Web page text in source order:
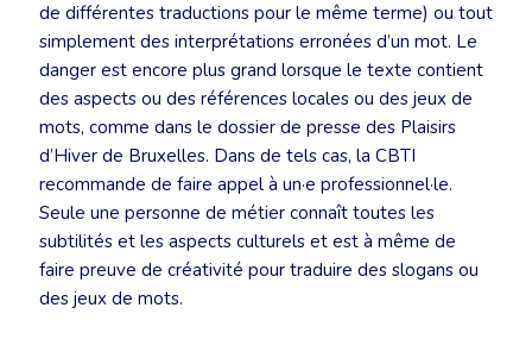
de différentes traductions pour le même terme) ou tout
simplement des interprétations erronées d’un mot. Le
danger est encore plus grand lorsque le texte contient
des aspects ou des références locales ou des jeux de
mots, comme dans le dossier de presse des Plaisirs
d’Hiver de Bruxelles. Dans de tels cas, la CBTI
recommande de faire appel à un·e professionnel·le.
Seule une personne de métier connaît toutes les
subtilités et les aspects culturels et est à même de
faire preuve de créativité pour traduire des slogans ou
des jeux de mots.